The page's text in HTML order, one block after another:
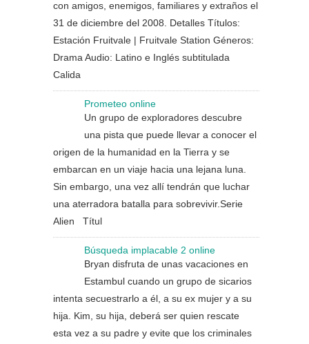
con amigos, enemigos, familiares y extraños el
31 de diciembre del 2008. Detalles Títulos:
Estación Fruitvale | Fruitvale Station Géneros:
Drama Audio: Latino e Inglés subtitulada
Calida
Prometeo online
Un grupo de exploradores descubre
una pista que puede llevar a conocer el
origen de la humanidad en la Tierra y se
embarcan en un viaje hacia una lejana luna.
Sin embargo, una vez allí tendrán que luchar
una aterradora batalla para sobrevivir.Serie
Alien Títul
Búsqueda implacable 2 online
Bryan disfruta de unas vacaciones en
Estambul cuando un grupo de sicarios
intenta secuestrarlo a él, a su ex mujer y a su
hija. Kim, su hija, deberá ser quien rescate
esta vez a su padre y evite que los criminales